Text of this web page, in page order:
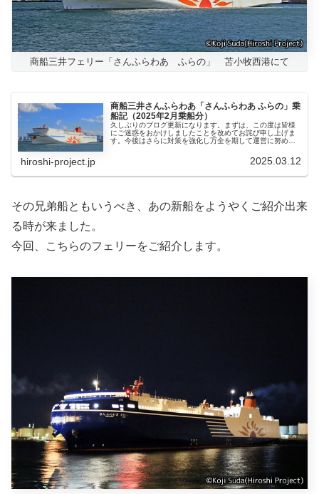
商船三井フェリー「さんふらわあ ふらの」 苫小牧西港にて
商船三井さんふらわあ「さんふらわあ ふらの」乗
船記（2025年2月乗船分）
久しぶりのブログ更新になります。まずは、この度は皆様
にご迷惑をおかけしましたことを改めてお詫び申し上げま
す。今後はさらに対策を強化し万全を期して運営に努めま
hiroshi-project.jp 2025.03.12
その兄弟船ともいうべき、あの新船をようやくご紹介出来
る時が来ました。
今回、こちらのフェリーをご紹介します。